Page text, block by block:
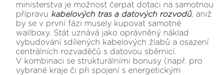
ministerstva je možnost čerpat dotaci na samotnou
přípravu kabelových tras a datových rozvodů, aniž
by se v první fázi musely kupovat samotné
wallboxy. Stát uznává jako oprávněný náklad
vybudování sdílených kabelových žlabů a osazení
centrálních rozvaděčů s datovou sběrnicí.
V kombinaci se strukturálními bonusy (např. pro
vybrané kraje či při spojení s energetickým